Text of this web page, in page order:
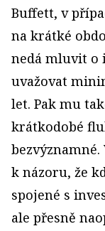
Buffett, v
na krátké
nedá mluvit o
uvažovat
let. Pak mu
krátkodobé
k názoru, že
spojené s
ale přesně